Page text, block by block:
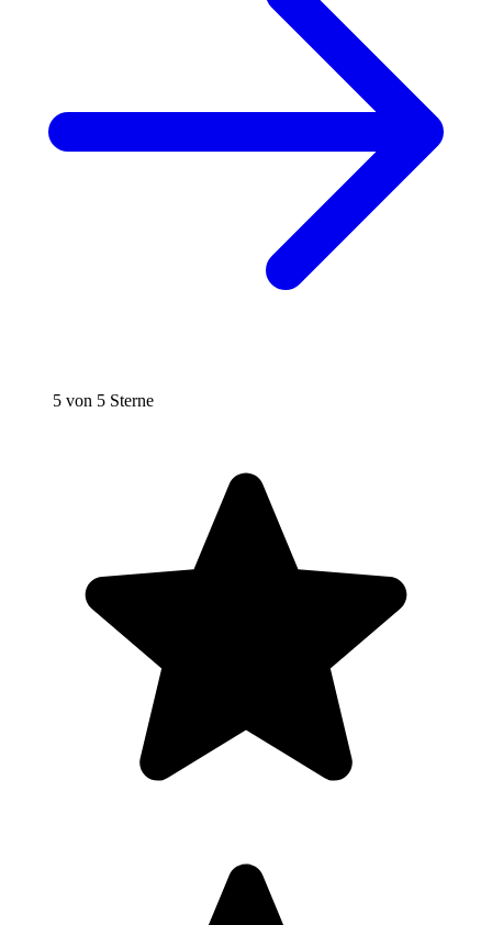
5 von 5 Sterne